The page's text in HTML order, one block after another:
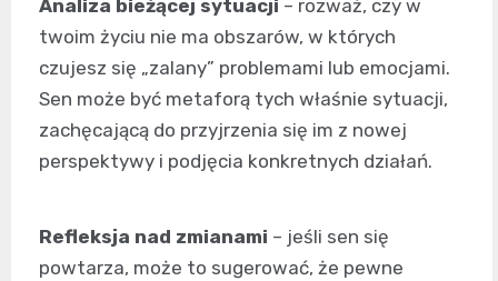
Analiza bieżącej sytuacji – rozważ, czy w
twoim życiu nie ma obszarów, w których
czujesz się „zalany” problemami lub emocjami.
Sen może być metaforą tych właśnie sytuacji,
zachęcającą do przyjrzenia się im z nowej
perspektywy i podjęcia konkretnych działań.
Refleksja nad zmianami – jeśli sen się
powtarza, może to sugerować, że pewne